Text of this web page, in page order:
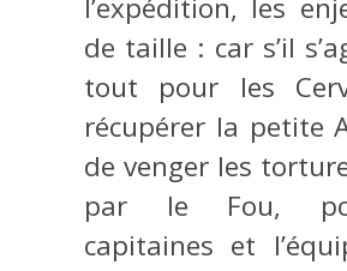
l’expédition, les
de taille : car s’il
tout pour les
récupérer la petite
de venger les
par le Fou,
capitaines et